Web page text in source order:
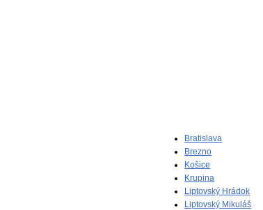
Bratislava
Brezno
Košice
Krupina
Liptovský Hrádok
Liptovský Mikuláš